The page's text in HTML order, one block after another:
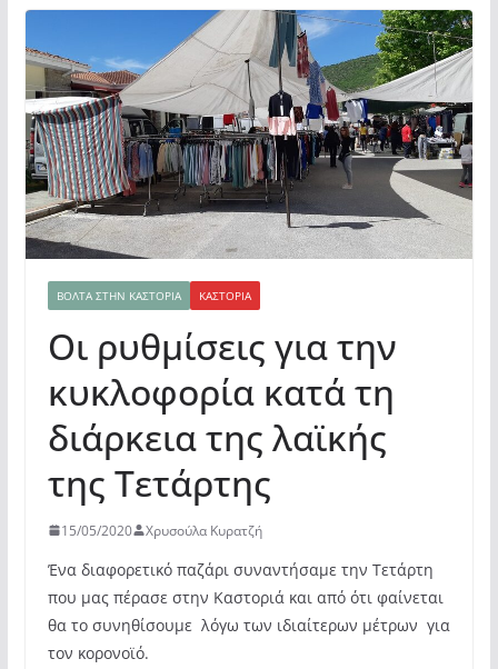
ΒΌΛΤΑ ΣΤΗΝ ΚΑΣΤΟΡΙΆ ΚΑΣΤΟΡΙΆ
Οι ρυθμίσεις για την
κυκλοφορία κατά τη
διάρκεια της λαϊκής
της Τετάρτης
15/05/2020 Χρυσούλα Κυρατζή
Ένα διαφορετικό παζάρι συναντήσαμε την Τετάρτη
που μας πέρασε στην Καστοριά και από ότι φαίνεται
θα το συνηθίσουμε λόγω των ιδιαίτερων μέτρων για
τον κορονοϊό.